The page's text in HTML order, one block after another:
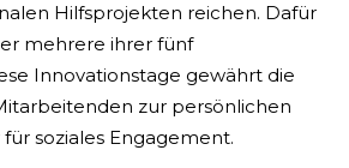
Hilfsprojekten reichen. Dafür
mehrere ihrer fünf
Innovationstage gewährt die
zur persönlichen
soziales Engagement.